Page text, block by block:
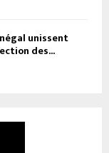
unissent
des...